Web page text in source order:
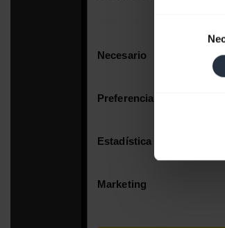
consentimiento